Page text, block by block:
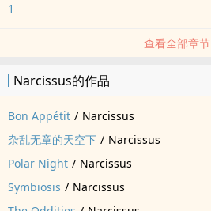
1
查看全部章节
Narcissus的作品
Bon Appétit / Narcissus
杂乱无章的天空下 / Narcissus
Polar Night / Narcissus
Symbiosis / Narcissus